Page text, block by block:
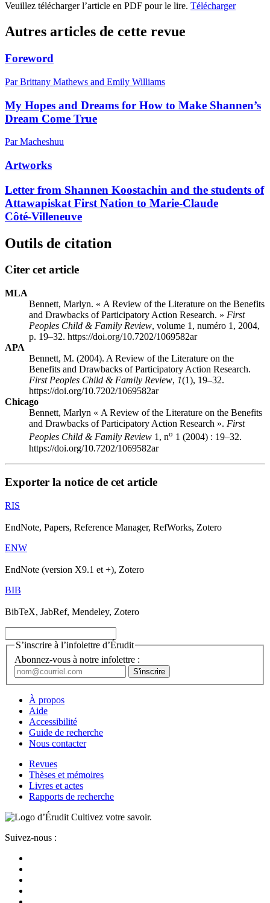
Veuillez télécharger l’article en PDF pour le lire. Télécharger
Autres articles de cette revue
Foreword
Par Brittany Mathews and Emily Williams
My Hopes and Dreams for How to Make Shannen’s
Dream Come True
Par Macheshuu
Artworks
Letter from Shannen Koostachin and the students of
Attawapiskat First Nation to Marie‑Claude
Côté‑Villeneuve
Outils de citation
Citer cet article
MLA
Bennett, Marlyn. « A Review of the Literature on the Benefits
and Drawbacks of Participatory Action Research. » First
Peoples Child & Family Review, volume 1, numéro 1, 2004,
p. 19–32. https://doi.org/10.7202/1069582ar
APA
Bennett, M. (2004). A Review of the Literature on the
Benefits and Drawbacks of Participatory Action Research.
First Peoples Child & Family Review, 1(1), 19–32.
https://doi.org/10.7202/1069582ar
Chicago
Bennett, Marlyn « A Review of the Literature on the Benefits
and Drawbacks of Participatory Action Research ». First
Peoples Child & Family Review 1, no 1 (2004) : 19–32.
https://doi.org/10.7202/1069582ar
Exporter la notice de cet article
RIS
EndNote, Papers, Reference Manager, RefWorks, Zotero
ENW
EndNote (version X9.1 et +), Zotero
BIB
BibTeX, JabRef, Mendeley, Zotero
S’inscrire à l’infolettre d’Érudit
Abonnez-vous à notre infolettre :
À propos
Aide
Accessibilité
Guide de recherche
Nous contacter
Revues
Thèses et mémoires
Livres et actes
Rapports de recherche
Cultivez votre savoir.
Suivez-nous :